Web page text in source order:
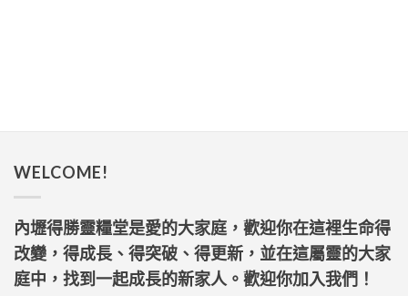
WELCOME!
內壢得勝靈糧堂是愛的大家庭，歡迎你在這裡生命得
改變，得成長、得突破、得更新，並在這屬靈的大家
庭中，找到一起成長的新家人。歡迎你加入我們！